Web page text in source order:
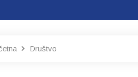
Društvo